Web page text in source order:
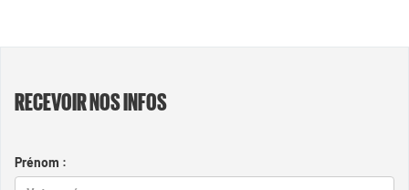
RECEVOIR NOS INFOS
Prénom :